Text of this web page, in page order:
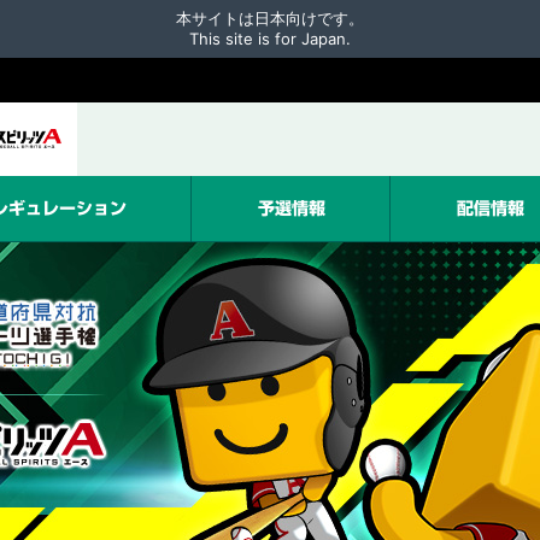
本サイトは日本向けです。
This site is for Japan.
ギュレーション 予選情報 配信情報